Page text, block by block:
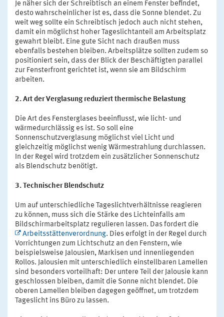
Je näher sich der Schreibtisch an einem Fenster befindet,
desto wahrscheinlicher ist es, dass die Sonne blendet. Zu
weit weg sollte ein Schreibtisch jedoch auch nicht stehen,
damit ein möglichst hoher Tageslichtanteil am Arbeitsplatz
gewahrt bleibt. Eine gute Sicht nach draußen muss
ebenfalls bestehen bleiben. Arbeitsplätze sollten zudem so
positioniert sein, dass der Blick der Beschäftigten parallel
zur Fensterfront gerichtet ist, wenn sie am Bildschirm
arbeiten.
2. Art der Verglasung reduziert thermische Belastung
Die Art des Fensterglases beeinflusst, wie licht- und
wärmedurchlässig es ist. So soll eine
Sonnenschutzverglasung möglichst viel Licht und
gleichzeitig möglichst wenig Wärmestrahlung durchlassen.
In der Regel wird trotzdem ein zusätzlicher Sonnenschutz
als Blendschutz benötigt.
3. Technischer Blendschutz
Um auf unterschiedliche Tageslichtverhältnisse reagieren
zu können, muss sich die Stärke des Lichteinfalls am
Bildschirmarbeitsplatz regulieren lassen. Das fordert die
Arbeitsstättenverordnung. Dies erfolgt in der Regel durch
Vorrichtungen zum Lichtschutz an den Fenstern, wie
beispielsweise Jalousien, Markisen und innenliegenden
Rollos. Jalousien mit unterschiedlich einstellbaren Lamellen
sind besonders vorteilhaft: Der untere Teil der Jalousie kann
geschlossen bleiben, damit die Sonne nicht blendet. Die
oberen Lamellen bleiben dagegen geöffnet, um trotzdem
Tageslicht ins Büro zu lassen.